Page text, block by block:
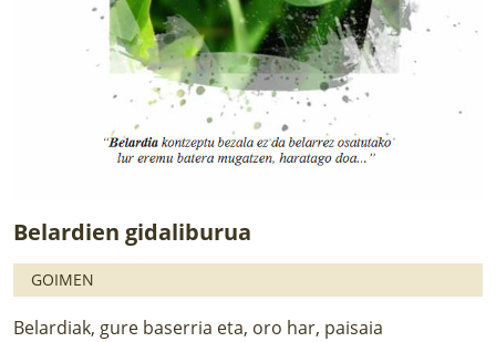
Belardien gidaliburua
GOIMEN
Belardiak, gure baserria eta, oro har, paisaia